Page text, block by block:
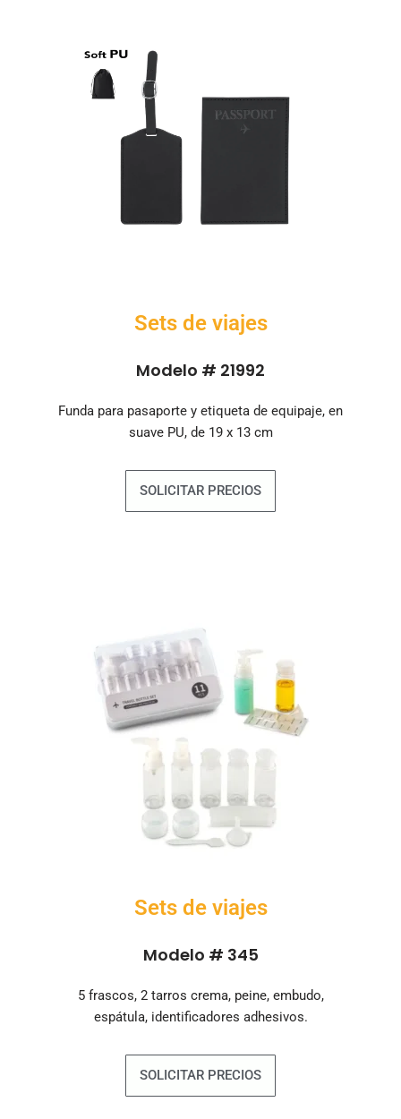
Sets de viajes
Modelo # 21992
Funda para pasaporte y etiqueta de equipaje, en
suave PU, de 19 x 13 cm
SOLICITAR PRECIOS
Sets de viajes
Modelo # 345
5 frascos, 2 tarros crema, peine, embudo,
espátula, identificadores adhesivos.
SOLICITAR PRECIOS